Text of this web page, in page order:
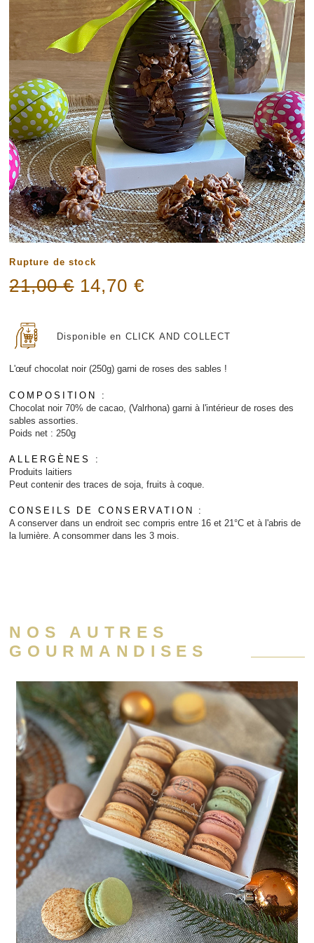
21,00€ Le
21,00 €.
14,70 €Le
14,70 €.
Disponible en CLICK AND COLLECT
L'œuf chocolat noir (250g) garni de roses des sables !
COMPOSITION :
Chocolat noir 70% de cacao, (Valrhona) garni à l'intérieur de roses des
sables assorties.
Poids net : 250g
ALLERGÈNES :
Produits laitiers
Peut contenir des traces de soja, fruits à coque.
CONSEILS DE CONSERVATION :
A conserver dans un endroit sec compris entre 16 et 21°C et à l'abris de
la lumière. A consommer dans les 3 mois.
Rupture de stock
NOS AUTRES
GOURMANDISES